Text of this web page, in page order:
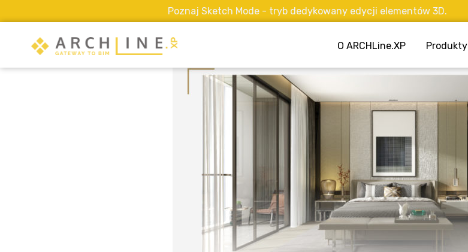
Poznaj Sketch Mode - tryb dedykowany edycji elementów 3D.
O ARCHLine.XP Produkty